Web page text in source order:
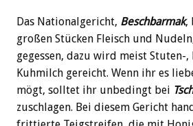
Das Nationalgericht, Beschbarmak,
großen Stücken Fleisch und
gegessen, dazu wird meist Stuten-,
Kuhmilch gereicht. Wenn ihr es
mögt, solltet ihr unbedingt bei
zuschlagen. Bei diesem Gericht